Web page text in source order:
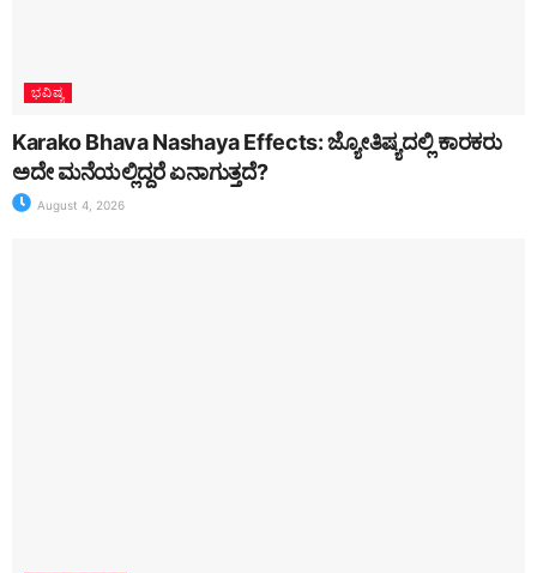
ಭವಿಷ್ಯ
Karako Bhava Nashaya Effects: ಜ್ಯೋತಿಷ್ಯದಲ್ಲಿ ಕಾರಕರು
ಅದೇ ಮನೆಯಲ್ಲಿದ್ದರೆ ಏನಾಗುತ್ತದೆ?
August 4, 2026